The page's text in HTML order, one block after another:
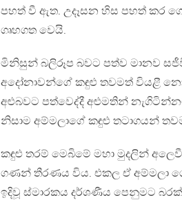
පහත් වී ඇත. උදෑසන හිස පහත් කර
ගෘහගත වෙයි.
මිනිසුන් බලිරූප බවට පත්ව මානව
අදෝනාවන්ගේ කඳුළු තවමත් වියළී
අළුබවට පත්වෙද්දී අළුමතින්
නිසාම අම්මලාගේ කඳුළු තටාගයන්
කඳුළු තරම් මෙබිමේ මහා මුදලින්
ගණන් තීරණය විය. එකල ඒ අම්මලා
ඉදිවූ ස්මාරකය දර්ශණීය පෙනුමට